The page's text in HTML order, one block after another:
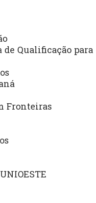
de Qualificação para
Fronteiras
e Prática de Ensino
Exportação